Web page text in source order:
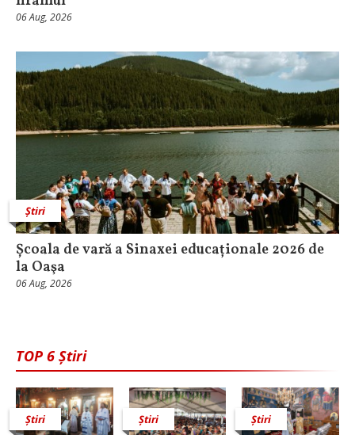
06 Aug, 2026
Știri
Școala de vară a Sinaxei educaționale 2026 de
la Oaşa
06 Aug, 2026
TOP 6 Știri
Știri Știri Știri